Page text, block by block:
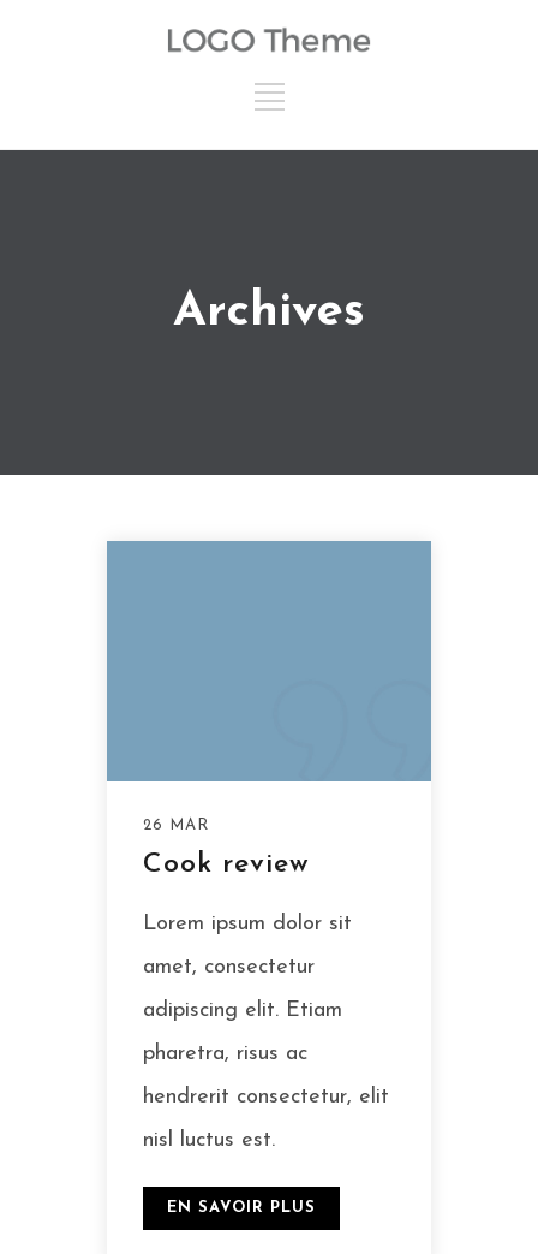
Archives
26 MAR
Cook review
Lorem ipsum dolor sit
amet, consectetur
adipiscing elit. Etiam
pharetra, risus ac
hendrerit consectetur, elit
nisl luctus est.
EN SAVOIR PLUS